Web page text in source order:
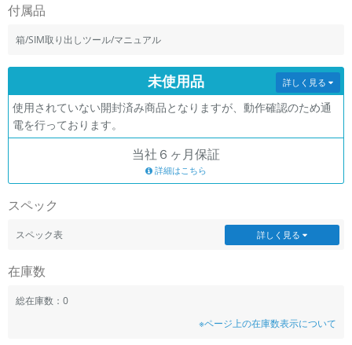
付属品
箱/SIM取り出しツール/マニュアル
未使用品
使用されていない開封済み商品となりますが、動作確認のため通
電を行っております。
詳しく見る
当社６ヶ月保証
詳細はこちら
スペック
スペック表 詳しく見る
在庫数
総在庫数：0
※ページ上の在庫数表示について
機能・特徴
商品の搭載機能による絞り込み
「5G対応」「防水」「ワンセグ」など
ランク
商品状態の絞り込み
CPU
OSの絞り込み
メモリ